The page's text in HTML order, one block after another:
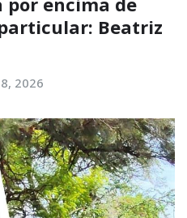
Beatriz
2026